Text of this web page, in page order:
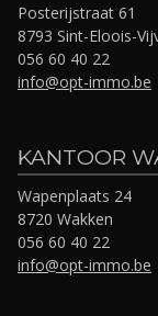
Posterijstraat 61
8793 Sint-Eloois-
056 60 40 22
info@opt-immo.be
KANTOOR
Wapenplaats 24
8720 Wakken
056 60 40 22
info@opt-immo.be